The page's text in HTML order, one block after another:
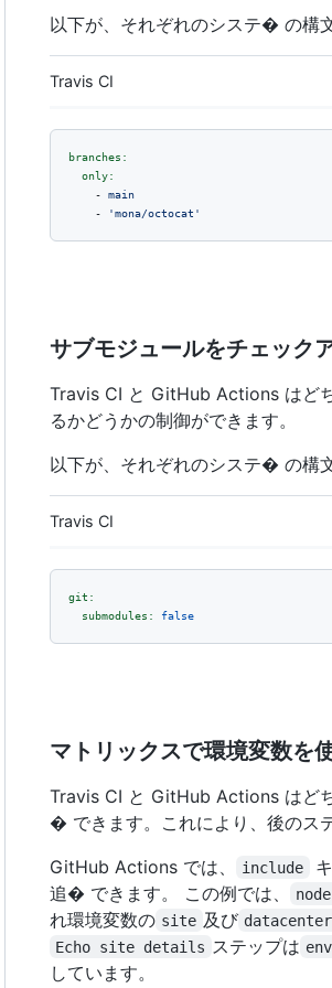
以下が、それぞれのシステ� の構
Travis CI
branches:
only:
- main
-
'mona/octocat'
サブモジュールをチェック
Travis CI と GitHub Actions はど
るかどうかの制御ができます。
以下が、それぞれのシステ� の構
Travis CI
git:
submodules:
false
マトリックスで環境変数を
Travis CI と GitHub Actions はど
� できます。これにより、後のス
GitHub Actions では、
include
追� できます。 この例では、
れ環境変数の site 及び datacenter
Echo site details ステップは
しています。